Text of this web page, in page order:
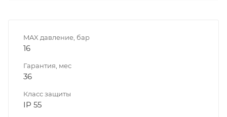
MAX давление, бар
16
Гарантия, мес
36
Класс защиты
IP 55